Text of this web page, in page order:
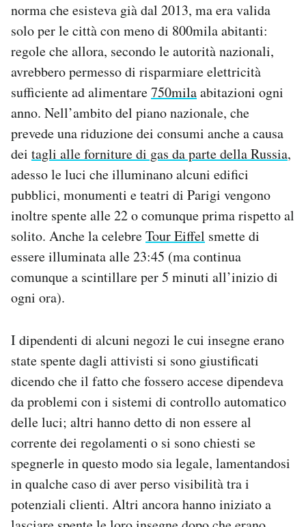
norma che esisteva già dal 2013, ma era valida
solo per le città con meno di 800mila abitanti:
regole che allora, secondo le autorità nazionali,
avrebbero permesso di risparmiare elettricità
sufficiente ad alimentare750milaabitazioni ogni
anno. Nell’ambito del piano nazionale, che
prevede una riduzione dei consumi anche a causa
dei tagli alle forniture di gas da parte della Russia,
adesso le luci che illuminano alcuni edifici
pubblici, monumenti e teatri di Parigi vengono
inoltre spente alle 22 o comunque prima rispetto al
solito. Anche la celebreTour Eiffel smette di
essere illuminata alle 23:45 (ma continua
comunque a scintillare per 5 minuti all’inizio di
ogni ora).
I dipendenti di alcuni negozi le cui insegne erano
state spente dagli attivisti si sono giustificati
dicendo che il fatto che fossero accese dipendeva
da problemi con i sistemi di controllo automatico
delle luci; altri hanno detto di non essere al
corrente dei regolamenti o si sono chiesti se
spegnerle in questo modo sia legale, lamentandosi
in qualche caso di aver perso visibilità tra i
potenziali clienti. Altri ancora hanno iniziato a